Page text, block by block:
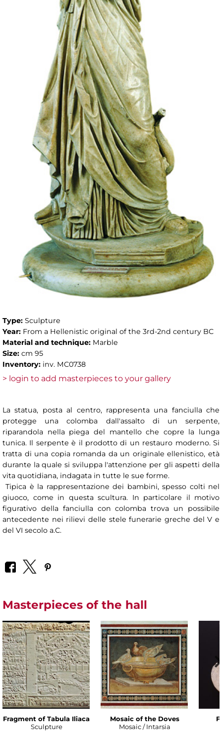
Type: Sculpture
Year: From a Hellenistic original of the 3rd-2nd century BC
Material and technique: Marble
Size: cm 95
Inventory: inv. MC0738
> login to add masterpieces to your gallery
La statua, posta al centro, rappresenta una fanciulla che
protegge una colomba dall'assalto di un serpente,
riparandola nella piega del mantello che copre la lunga
tunica. Il serpente è il prodotto di un restauro moderno. Si
tratta di una copia romanda da un originale ellenistico, età
durante la quale si sviluppa l'attenzione per gli aspetti della
vita quotidiana, indagata in tutte le sue forme.
Tipica è la rappresentazione dei bambini, spesso colti nel
giuoco, come in questa scultura. In particolare il motivo
figurativo della fanciulla con colomba trova un possibile
antecedente nei rilievi delle stele funerarie greche del V e
del VI secolo a.C.
Masterpieces of the hall
Fragment of Tabula Iliaca
Sculpture
Mosaic of the Doves
Mosaic / Intarsia